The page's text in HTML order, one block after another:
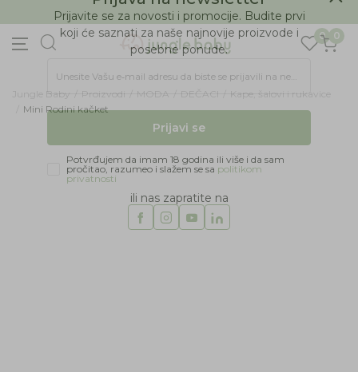
BESPLATNA ISPORUKA Paketa preko 4.000 RSD
0 0
Jungle Baby Proizvodi MODA DEČACI
Kape, šalovi i rukavice
Mini Rodini kačket
Prijava na newsletter
Prijavite se za novosti i promocije. Budite prvi
koji će saznati za naše najnovije proizvode i
posebne ponude.
Prijavi se
Potvrđujem da imam 18 godina ili više i da sam
pročitao, razumeo i slažem se sapolitikom
ili nas zapratite na